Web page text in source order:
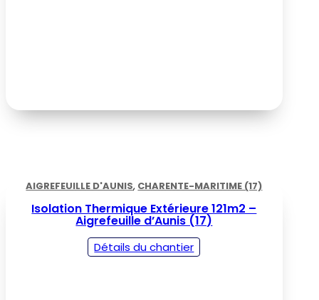
AIGREFEUILLE D'AUNIS, CHARENTE-MARITIME (17)
Isolation Thermique Extérieure 121m2 –
Aigrefeuille d’Aunis (17)
Détails du chantier